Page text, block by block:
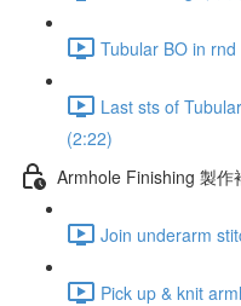
Tubular BO in
Last sts of
(2:22)
Armhole Finishing 製作
Join underarm
Pick up & knit